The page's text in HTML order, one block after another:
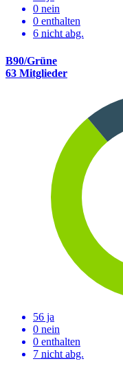
0 nein
0 enthalten
6 nicht abg.
B90/Grüne
63 Mitglieder
56 ja
0 nein
0 enthalten
7 nicht abg.